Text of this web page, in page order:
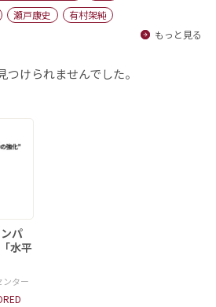
瀬戸康史
有村架純
もっと見る
けられませんでした。
パ
水平
ンター